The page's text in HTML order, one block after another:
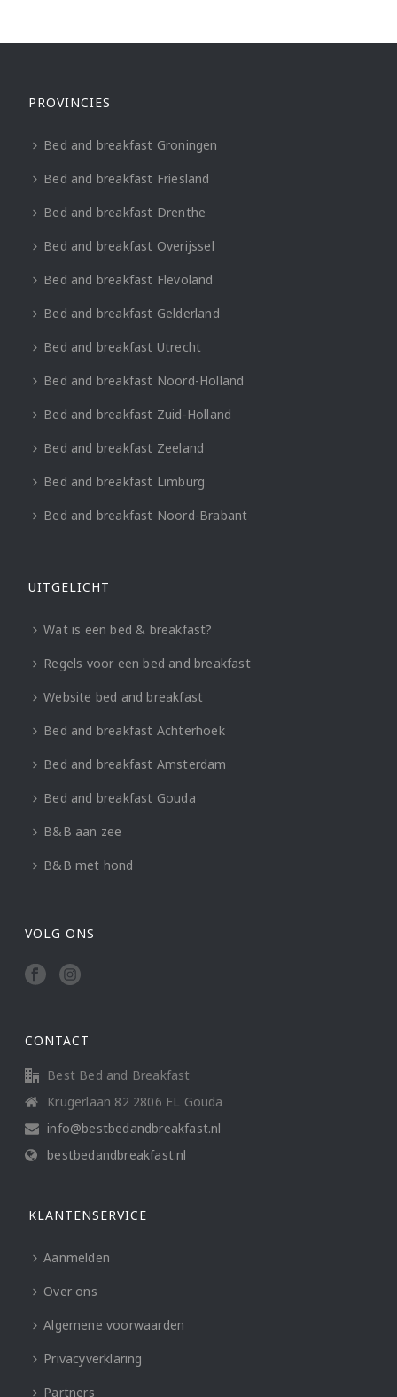
PROVINCIES
Bed and breakfast Groningen
Bed and breakfast Friesland
Bed and breakfast Drenthe
Bed and breakfast Overijssel
Bed and breakfast Flevoland
Bed and breakfast Gelderland
Bed and breakfast Utrecht
Bed and breakfast Noord-Holland
Bed and breakfast Zuid-Holland
Bed and breakfast Zeeland
Bed and breakfast Limburg
Bed and breakfast Noord-Brabant
UITGELICHT
Wat is een bed & breakfast?
Regels voor een bed and breakfast
Website bed and breakfast
Bed and breakfast Achterhoek
Bed and breakfast Amsterdam
Bed and breakfast Gouda
B&B aan zee
B&B met hond
VOLG ONS
CONTACT
Best Bed and Breakfast
Krugerlaan 82 2806 EL Gouda
info@bestbedandbreakfast.nl
bestbedandbreakfast.nl
KLANTENSERVICE
Aanmelden
Over ons
Algemene voorwaarden
Privacyverklaring
Partners